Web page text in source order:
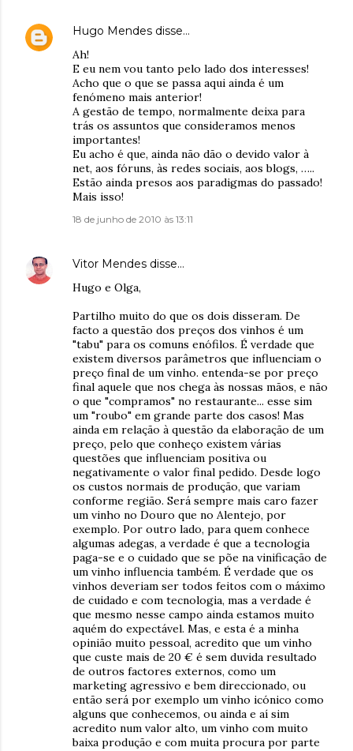
Hugo Mendes disse…
Ah!
E eu nem vou tanto pelo lado dos interesses!
Acho que o que se passa aqui ainda é um
fenómeno mais anterior!
A gestão de tempo, normalmente deixa para
trás os assuntos que consideramos menos
importantes!
Eu acho é que, ainda não dão o devido valor à
net, aos fóruns, às redes sociais, aos blogs, …..
Estão ainda presos aos paradigmas do passado!
Mais isso!
18 de junho de 2010 às 13:11
Vitor Mendes disse…
Hugo e Olga,
Partilho muito do que os dois disseram. De
facto a questão dos preços dos vinhos é um
"tabu" para os comuns enófilos. É verdade que
existem diversos parâmetros que influenciam o
preço final de um vinho. entenda-se por preço
final aquele que nos chega às nossas mãos, e não
o que "compramos" no restaurante... esse sim
um "roubo" em grande parte dos casos! Mas
ainda em relação à questão da elaboração de um
preço, pelo que conheço existem várias
questões que influenciam positiva ou
negativamente o valor final pedido. Desde logo
os custos normais de produção, que variam
conforme região. Será sempre mais caro fazer
um vinho no Douro que no Alentejo, por
exemplo. Por outro lado, para quem conhece
algumas adegas, a verdade é que a tecnologia
paga-se e o cuidado que se põe na vinificação de
um vinho influencia também. É verdade que os
vinhos deveriam ser todos feitos com o máximo
de cuidado e com tecnologia, mas a verdade é
que mesmo nesse campo ainda estamos muito
aquém do expectável. Mas, e esta é a minha
opinião muito pessoal, acredito que um vinho
que custe mais de 20 € é sem duvida resultado
de outros factores externos, como um
marketing agressivo e bem direccionado, ou
então será por exemplo um vinho icónico como
alguns que conhecemos, ou ainda e aí sim
acredito num valor alto, um vinho com muito
baixa produção e com muita procura por parte